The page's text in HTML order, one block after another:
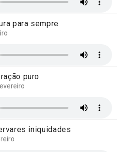
para sempre
puro
iniquidades